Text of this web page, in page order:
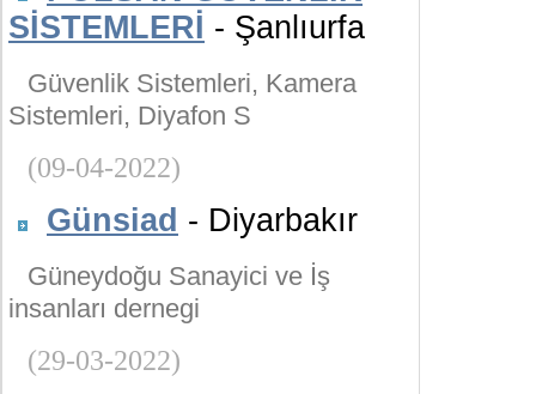
SİSTEMLERİ - Şanlıurfa
Güvenlik Sistemleri, Kamera
Sistemleri, Diyafon S
(09-04-2022)
Günsiad - Diyarbakır
Güneydoğu Sanayici ve İş
insanları dernegi
(29-03-2022)